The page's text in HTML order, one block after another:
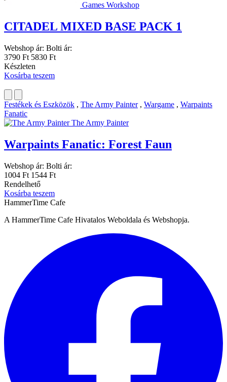
Games Workshop
CITADEL MIXED BASE PACK 1
Webshop ár: Bolti ár:
3790 Ft 5830 Ft
Készleten
Kosárba teszem
Festékek és Eszközök , The Army Painter, Wargame , Warpaints
Fanatic
The Army Painter
Warpaints Fanatic: Forest Faun
Webshop ár: Bolti ár:
1004 Ft 1544 Ft
Rendelhető
Kosárba teszem
HammerTime Cafe
A HammerTime Cafe Hivatalos Weboldala és Webshopja.